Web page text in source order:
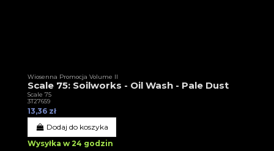
Wiosenna Promocja Volume II
Scale 75: Soilworks - Oil Wash - Pale Dust
Scale 75
3T27659
13,36 zł
Dodaj do koszyka
Wysyłka w 24 godzin